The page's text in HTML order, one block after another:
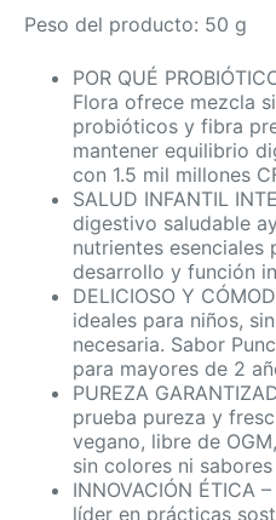
Peso del producto: 50 g
POR QUÉ
Flora ofrece mezcla
probióticos y fibra
mantener equilibrio
con 1.5 mil millones
SALUD INFANTIL
digestivo saludable
nutrientes esenciales
desarrollo y función
DELICIOSO Y
ideales para niños,
necesaria. Sabor
para mayores de 2
PUREZA
prueba pureza y
vegano, libre de
sin colores ni
INNOVACIÓN ÉTICA
líder en prácticas